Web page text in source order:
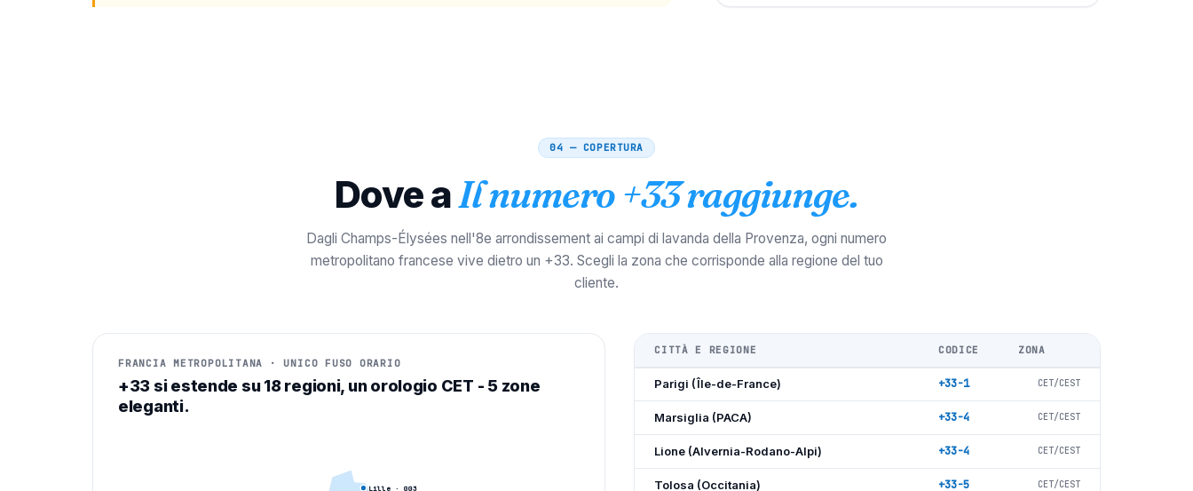
04 — COPERTURA
Dove aIl numero +33 raggiunge.
Dagli Champs-Élysées nell'8e arrondissement ai campi di lavanda della Provenza, ogni numero
metropolitano francese vive dietro un +33. Scegli la zona che corrisponde alla regione del tuo
cliente.
FRANCIA METROPOLITANA · UNICO FUSO ORARIO
+33 si estende su 18 regioni, un orologio CET - 5 zone
eleganti.
Lille · 003
CITTÀ E REGIONE CODICE ZONA
Parigi (Île-de-France) +33-1 CET/CEST
Marsiglia (PACA) +33-4 CET/CEST
Lione (Alvernia-Rodano-Alpi) +33-4 CET/CEST
Tolosa (Occitania) +33-5 CET/CEST